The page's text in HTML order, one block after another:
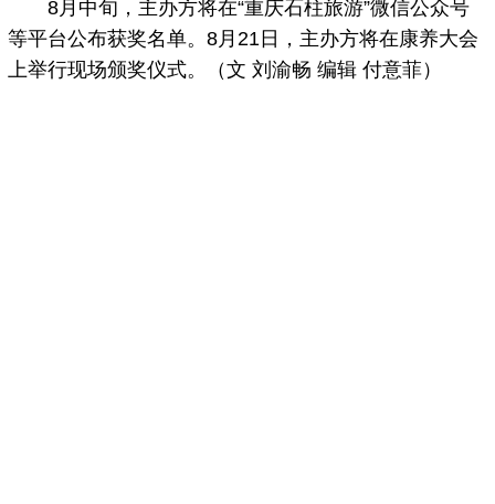
8月中旬，主办方将在“重庆石柱旅游”微信公众号
等平台公布获奖名单。8月21日，主办方将在康养大会
上举行现场颁奖仪式。（文 刘渝畅 编辑 付意菲）